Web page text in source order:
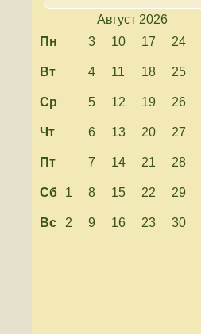
Август 2026
Пн
3 10 17 24
Вт 4 11 18 25
Ср 5 12 19 26
Чт 6 13 20 27
Пт 7 14 21 28
Сб 1 8 15 22 29
Вс 2 9 16 23 30